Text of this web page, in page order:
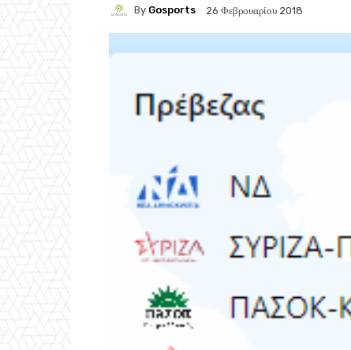
By Gosports 26 Φεβρουαρίου 2018